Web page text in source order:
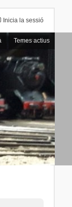
Inicia la sessió
Temes actius